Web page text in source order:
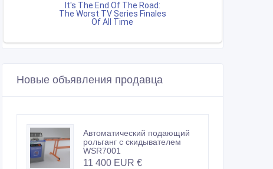
Новые объявления продавца
Автоматический подающий
рольганг с скидывателем
WSR7001
11 400 EUR €